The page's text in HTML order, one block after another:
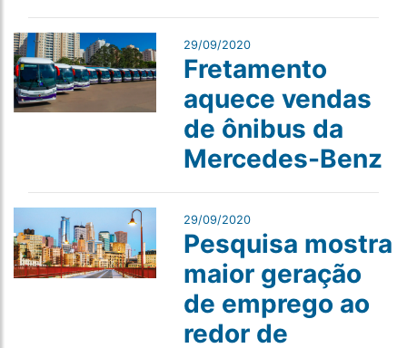
29/09/2020
Fretamento
aquece vendas
de ônibus da
Mercedes-Benz
29/09/2020
Pesquisa mostra
maior geração
de emprego ao
redor de